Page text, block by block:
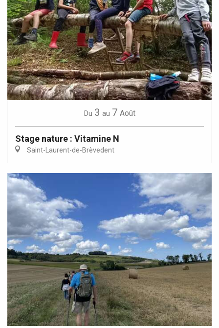
Du 3 au 7 Août
Stage nature : Vitamine N
Saint-Laurent-de-Brèvedent